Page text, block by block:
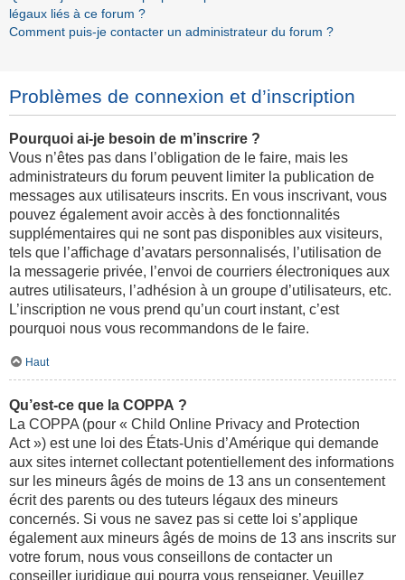
légaux liés à ce forum ?
Comment puis-je contacter un administrateur du forum ?
Problèmes de connexion et d’inscription
Pourquoi ai-je besoin de m’inscrire ?
Vous n’êtes pas dans l’obligation de le faire, mais les
administrateurs du forum peuvent limiter la publication de
messages aux utilisateurs inscrits. En vous inscrivant, vous
pouvez également avoir accès à des fonctionnalités
supplémentaires qui ne sont pas disponibles aux visiteurs,
tels que l’affichage d’avatars personnalisés, l’utilisation de
la messagerie privée, l’envoi de courriers électroniques aux
autres utilisateurs, l’adhésion à un groupe d’utilisateurs, etc.
L’inscription ne vous prend qu’un court instant, c’est
pourquoi nous vous recommandons de le faire.
Haut
Qu’est-ce que la COPPA ?
La COPPA (pour « Child Online Privacy and Protection
Act ») est une loi des États-Unis d’Amérique qui demande
aux sites internet collectant potentiellement des informations
sur les mineurs âgés de moins de 13 ans un consentement
écrit des parents ou des tuteurs légaux des mineurs
concernés. Si vous ne savez pas si cette loi s’applique
également aux mineurs âgés de moins de 13 ans inscrits sur
votre forum, nous vous conseillons de contacter un
conseiller juridique qui pourra vous renseigner. Veuillez